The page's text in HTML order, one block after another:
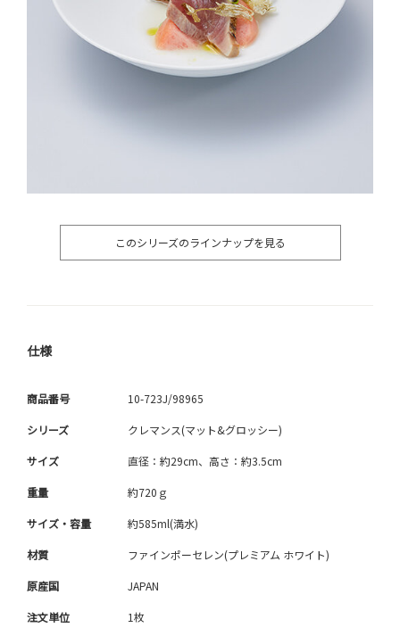
このシリーズのラインナップを見る
仕様
商品番号 10-723J/98965
シリーズ クレマンス(マット&グロッシー)
サイズ 直径：約29cm、高さ：約3.5cm
重量 約720ｇ
サイズ・容量 約585ml(満水)
材質 ファインポーセレン(プレミアム ホワイト)
原産国 JAPAN
注文単位 1枚